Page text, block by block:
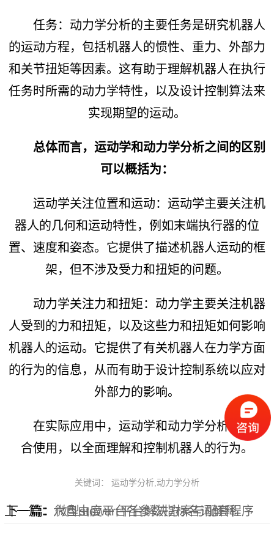
任务：动力学分析的主要任务是研究机器人
的运动方程，包括机器人的惯性、重力、外部力
和关节扭矩等因素。这有助于理解机器人在执行
任务时所需的动力学特性，以及设计控制算法来
实现期望的运动。
总体而言，运动学和动力学分析之间的区别
可以概括为：
运动学关注位置和运动：运动学主要关注机
器人的几何和运动特性，例如末端执行器的位
置、速度和姿态。它提供了描述机器人运动的框
架，但不涉及受力和扭矩的问题。
动力学关注力和扭矩：动力学主要关注机器
人受到的力和扭矩，以及这些力和扭矩如何影响
机器人的运动。它提供了有关机器人在力学方面
的行为的信息，从而有助于设计控制系统以应对
外部力的影响。
在实际应用中，运动学和动力学分析通常结
合使用，以全面理解和控制机器人的行为。
关键词： 运动学分析,动力学分析
上一篇： 六自由度平台各参数指标名词解释
下一篇：微型stewart平台解决方案与配套程序